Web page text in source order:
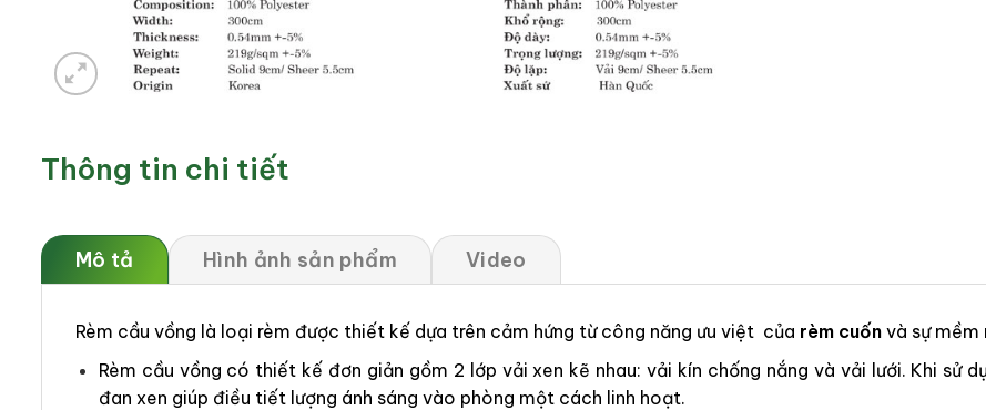
Thông tin chi tiết
Mô tả Hình ảnh sản phẩm Video
Rèm cầu vồng là loại rèm được thiết kế dựa trên cảm hứng từ công năng ưu việt của rèm cuốn và sự mềm
Rèm cầu vồng có thiết kế đơn giản gồm 2 lớp vải xen kẽ nhau: vải kín chống nắng và vải lưới. Khi sử
đan xen giúp điều tiết lượng ánh sáng vào phòng một cách linh hoạt.